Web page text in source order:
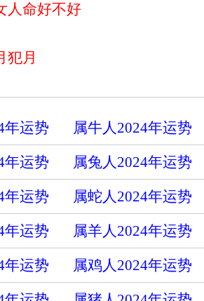
人命好不好
犯月
年运势 属牛人2024年运势
年运势 属兔人2024年运势
年运势 属蛇人2024年运势
年运势 属羊人2024年运势
年运势 属鸡人2024年运势